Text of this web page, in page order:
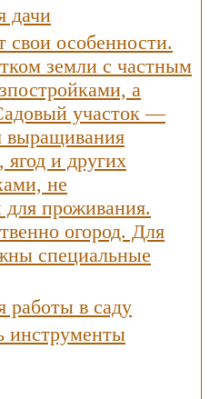
дачи
особенности.
земли с частным
а
участок —
выращивания
ягод и других
не
проживания.
огород. Для
специальные
работы в саду
инструменты